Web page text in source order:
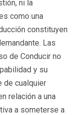
ni la
como una
constituyen
Las
de Conducir no
y su
de cualquier
relación a una
a someterse a